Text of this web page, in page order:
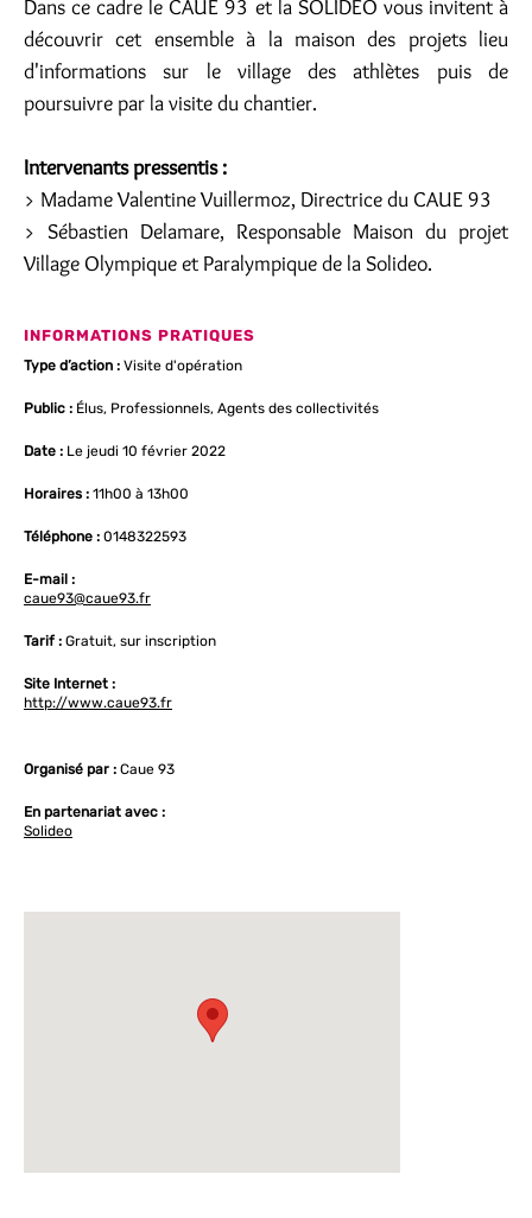
Dans ce cadre le CAUE 93 et la SOLIDEO vous invitent à
découvrir cet ensemble à la maison des projets lieu
d'informations sur le village des athlètes puis de
poursuivre par la visite du chantier.
Intervenants pressentis :
> Madame Valentine Vuillermoz, Directrice du CAUE 93
> Sébastien Delamare, Responsable Maison du projet
Village Olympique et Paralympique de la Solideo.
INFORMATIONS PRATIQUES
Type d’action : Visite d'opération
Public : Élus, Professionnels, Agents des collectivités
Date : Le jeudi 10 février 2022
Horaires : 11h00 à 13h00
Téléphone : 0148322593
E-mail :
caue93@caue93.fr
Tarif : Gratuit, sur inscription
Site Internet :
http://www.caue93.fr
Organisé par : Caue 93
En partenariat avec :
Solideo